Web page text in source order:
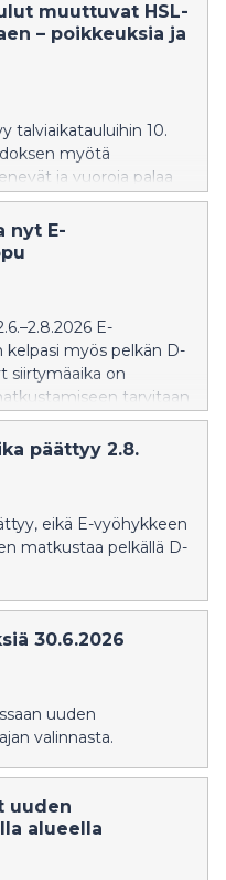
muuttuvat HSL-
– poikkeuksia ja
talviaikatauluihin 10.
myötä
ja vuoroja palaa
juna-, ratikka-
nyt E-
E-
myös pelkän D-
siirtymäaika on
tarvitaan
päättyy 2.8.
eikä E-vyöhykkeen
matkustaa pelkällä D-
30.6.2026
uuden
valinnasta.
uuden
alueella